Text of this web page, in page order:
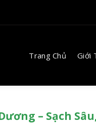
Trang Chủ Giới
– Sạch